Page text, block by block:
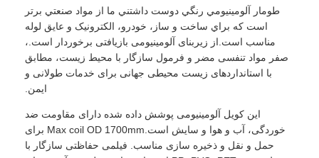
طومار آلومينيومي رنگي دوست داشتني ما از مواد صنعتي برتر
است که براي ساخت و ساز، خودرو، الکترونيک و عایق لوله
مناسب است.از زیربنای آلومینیومی بازیافتی برخوردار است.،
صفر مواد تنفسی مضر و فرمول سازگار با محیط زیست، مطابق
با استانداردهای زیست محیطی جهانی برای خدمات طولانی و
ایمن.
این کویل آلومینیومی پوشش داده شده دارای مقاومت ضد
خوردگی، آب و هوا و سایش است.Max coil OD 1700mm برای
حمل و نقل و ذخیره سازی مناسب. فیلمی حفاظتی سازگار با